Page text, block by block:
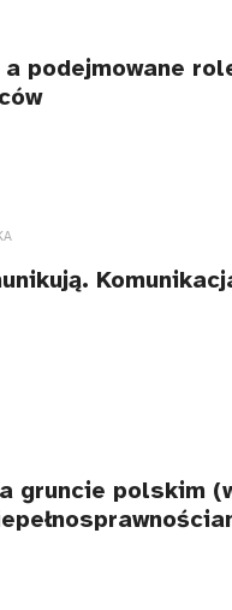
podejmowane
gruncie polskim